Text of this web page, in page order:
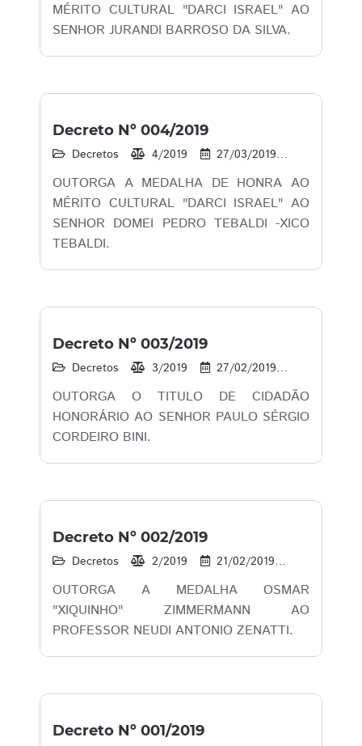
MÉRITO CULTURAL "DARCI ISRAEL" AO
SENHOR JURANDI BARROSO DA SILVA.
Decreto Nº 004/2019
Decretos 4/2019 27/03/2019
OUTORGA A MEDALHA DE HONRA AO
MÉRITO CULTURAL "DARCI ISRAEL" AO
SENHOR DOMEI PEDRO TEBALDI -XICO
TEBALDI.
Decreto Nº 003/2019
Decretos 3/2019 27/02/2019
OUTORGA O TITULO DE CIDADÃO
HONORÁRIO AO SENHOR PAULO SÉRGIO
CORDEIRO BINI.
Decreto Nº 002/2019
Decretos 2/2019 21/02/2019
OUTORGA A MEDALHA OSMAR
"XIQUINHO" ZIMMERMANN AO
PROFESSOR NEUDI ANTONIO ZENATTI.
Decreto Nº 001/2019